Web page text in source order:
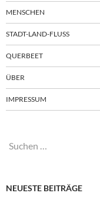
MENSCHEN
STADT-LAND-FLUSS
QUERBEET
ÜBER
IMPRESSUM
Suchen
NEUESTE BEITRÄGE